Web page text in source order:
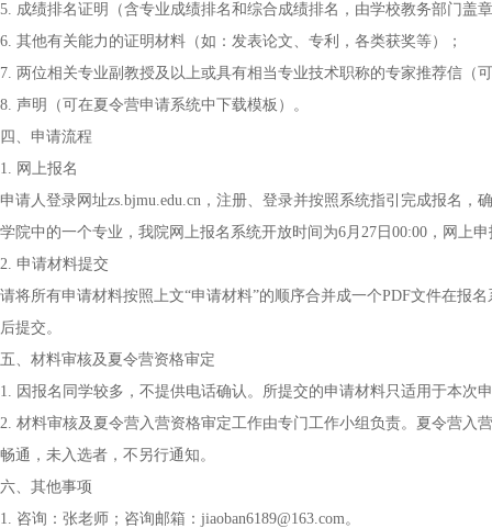
5. 成绩排名证明（含专业成绩排名和综合成绩排名，由学校教务部门盖
6. 其他有关能力的证明材料（如：发表论文、专利，各类获奖等）；
7. 两位相关专业副教授及以上或具有相当专业技术职称的专家推荐信
8. 声明（可在夏令营申请系统中下载模板）。
四、申请流程
1. 网上报名
申请人登录网址zs.bjmu.edu.cn，注册、登录并按照系统指引完成报名
学院中的一个专业，我院网上报名系统开放时间为6月27日00:00，网上
2. 申请材料提交
请将所有申请材料按照上文“申请材料”的顺序合并成一个PDF文件在报
后提交。
五、材料审核及夏令营资格审定
1. 因报名同学较多，不提供电话确认。所提交的申请材料只适用于本次
2. 材料审核及夏令营入营资格审定工作由专门工作小组负责。夏令营
畅通，未入选者，不另行通知。
六、其他事项
1. 咨询：张老师；咨询邮箱：jiaoban6189@163.com。